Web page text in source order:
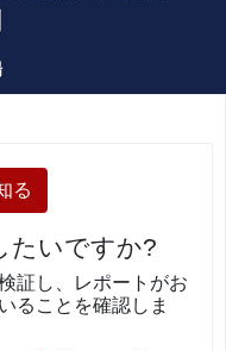
る
たいですか?
証し、レポートがお
ることを確認しま